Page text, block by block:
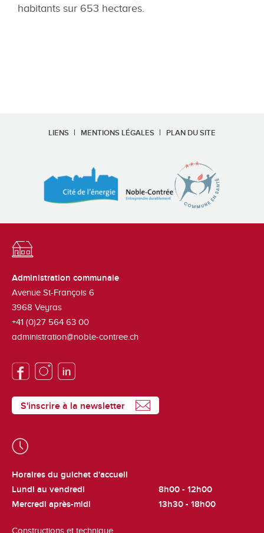
habitants sur 653 hectares.
LIENS MENTIONS LÉGALES PLAN DU SITE
Administration communale
Avenue St-François 6
3968 Veyras
+41 (0)27 564 63 00
administration@noble-contree.ch
S'inscrire à la newsletter
Horaires du guichet d'accueil
Lundi au vendredi
8h00 - 12h00
Mercredi après-midi
13h30 - 18h00
Constructions et technique